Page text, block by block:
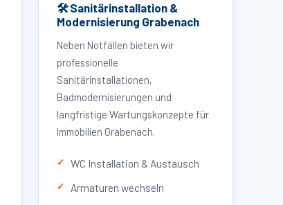
🛠 Sanitärinstallation &
Modernisierung Grabenach
Neben Notfällen bieten wir
professionelle
Sanitärinstallationen,
Badmodernisierungen und
langfristige Wartungskonzepte für
Immobilien Grabenach.
WC Installation & Austausch
Armaturen wechseln